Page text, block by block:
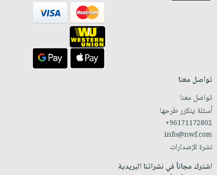
تواصل معنا
تواصل معنا
أسئلة يتكرر طرحها
+96171172802
info@nwf.com
نشرة الإصدارات
اشترك مجاناً في نشراتنا البريدية